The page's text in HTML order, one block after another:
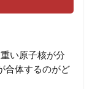
い原子核が分
合体するのがど